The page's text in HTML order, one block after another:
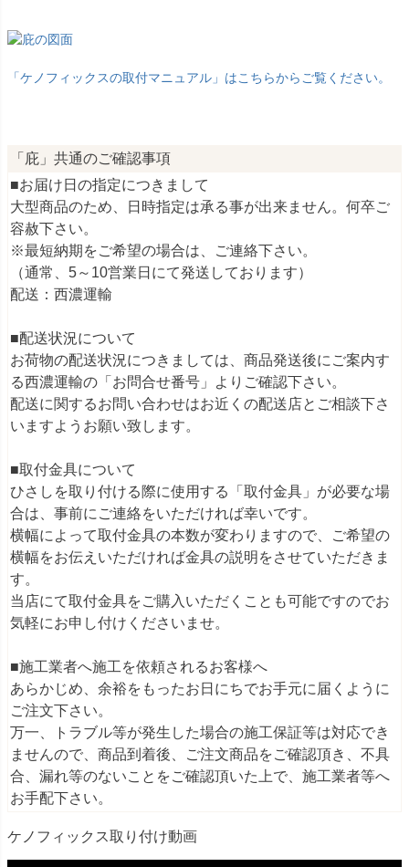
「ケノフィックスの取付マニュアル」はこちらからご覧ください。
「庇」共通のご確認事項
■お届け日の指定につきまして
大型商品のため、日時指定は承る事が出来ません。何卒ご
容赦下さい。
※最短納期をご希望の場合は、ご連絡下さい。
（通常、5～10営業日にて発送しております）
配送：西濃運輸
■配送状況について
お荷物の配送状況につきましては、商品発送後にご案内す
る西濃運輸の「お問合せ番号」よりご確認下さい。
配送に関するお問い合わせはお近くの配送店とご相談下さ
いますようお願い致します。
■取付金具について
ひさしを取り付ける際に使用する「取付金具」が必要な場
合は、事前にご連絡をいただければ幸いです。
横幅によって取付金具の本数が変わりますので、ご希望の
横幅をお伝えいただければ金具の説明をさせていただきま
す。
当店にて取付金具をご購入いただくことも可能ですのでお
気軽にお申し付けくださいませ。
■施工業者へ施工を依頼されるお客様へ
あらかじめ、余裕をもったお日にちでお手元に届くように
ご注文下さい。
万一、トラブル等が発生した場合の施工保証等は対応でき
ませんので、商品到着後、ご注文商品をご確認頂き、不具
合、漏れ等のないことをご確認頂いた上で、施工業者等へ
お手配下さい。
ケノフィックス取り付け動画